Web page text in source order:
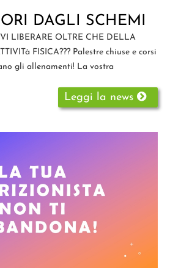
DAGLI SCHEMI
LIBERARE OLTRE CHE DELLA
FISICA??? Palestre chiuse e corsi
gli allenamenti! La vostra
Leggi la news